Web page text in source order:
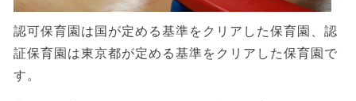
認可保育園は国が定める基準をクリアした保育園、認
証保育園は東京都が定める基準をクリアした保育園で
す。